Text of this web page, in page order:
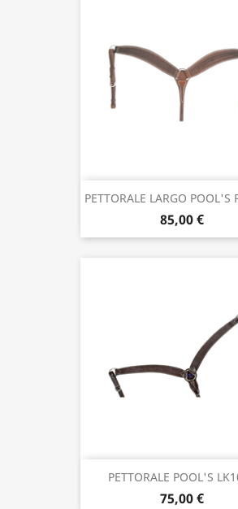
PETTORALE LARGO POOL'S
85,00 €
PETTORALE POOL'S
75,00 €